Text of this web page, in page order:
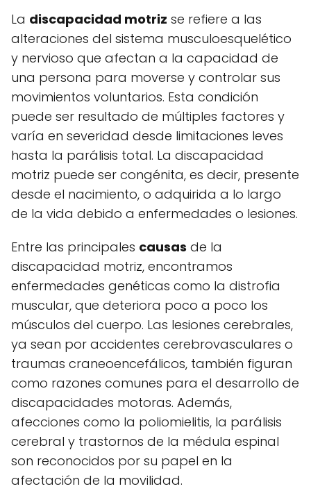
La discapacidad motriz se refiere a las
alteraciones del sistema musculoesquelético
y nervioso que afectan a la capacidad de
una persona para moverse y controlar sus
movimientos voluntarios. Esta condición
puede ser resultado de múltiples factores y
varía en severidad desde limitaciones leves
hasta la parálisis total. La discapacidad
motriz puede ser congénita, es decir, presente
desde el nacimiento, o adquirida a lo largo
de la vida debido a enfermedades o lesiones.
Entre las principales causas de la
discapacidad motriz, encontramos
enfermedades genéticas como la distrofia
muscular, que deteriora poco a poco los
músculos del cuerpo. Las lesiones cerebrales,
ya sean por accidentes cerebrovasculares o
traumas craneoencefálicos, también figuran
como razones comunes para el desarrollo de
discapacidades motoras. Además,
afecciones como la poliomielitis, la parálisis
cerebral y trastornos de la médula espinal
son reconocidos por su papel en la
afectación de la movilidad.